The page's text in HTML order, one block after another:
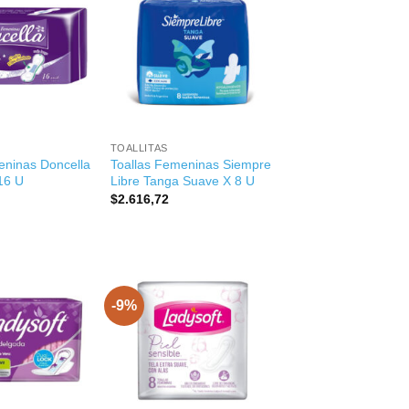
Doncella
U
TOALLITAS
Toallas Femeninas Siempre
Libre Tanga Suave X 8 U
$2.616,72
-9%